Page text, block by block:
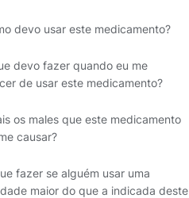
devo usar este medicamento?
devo fazer quando eu me
de usar este medicamento?
os males que este medicamento
causar?
fazer se alguém usar uma
maior do que a indicada deste